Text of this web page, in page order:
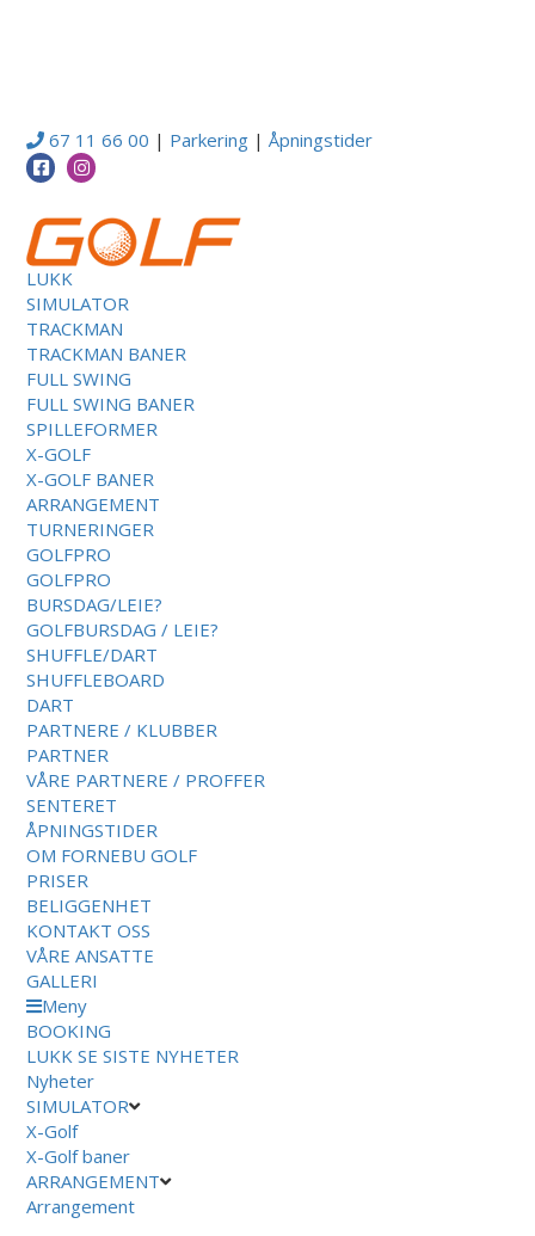
67 11 66 00 | Parkering |Åpningstider
LUKK
SIMULATOR
TRACKMAN
TRACKMAN BANER
FULL SWING
FULL SWING BANER
SPILLEFORMER
X-GOLF
X-GOLF BANER
ARRANGEMENT
TURNERINGER
GOLFPRO
GOLFPRO
BURSDAG/LEIE?
GOLFBURSDAG / LEIE?
SHUFFLE/DART
SHUFFLEBOARD
DART
PARTNERE / KLUBBER
PARTNER
VÅRE PARTNERE / PROFFER
SENTERET
ÅPNINGSTIDER
OM FORNEBU GOLF
PRISER
BELIGGENHET
KONTAKT OSS
VÅRE ANSATTE
GALLERI
Meny
BOOKING
LUKK SE SISTE NYHETER
Nyheter
SIMULATOR
X-Golf
X-Golf baner
ARRANGEMENT
Arrangement